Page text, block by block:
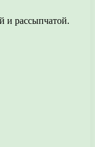
и рассыпчатой.